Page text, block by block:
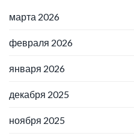
марта 2026
февраля 2026
января 2026
декабря 2025
ноября 2025